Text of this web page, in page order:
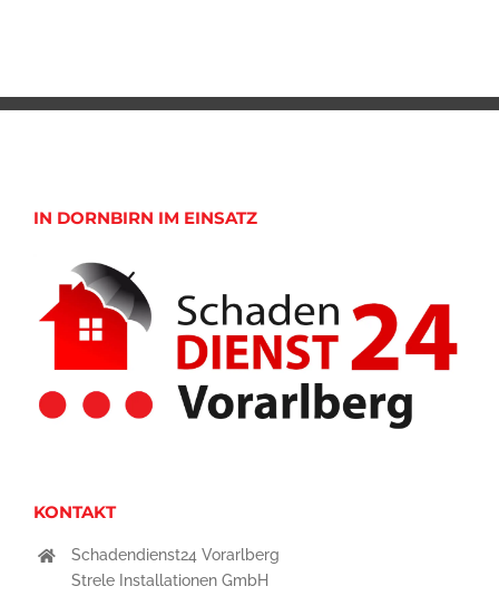
IN DORNBIRN IM EINSATZ
KONTAKT
Schadendienst24 Vorarlberg
Strele Installationen GmbH